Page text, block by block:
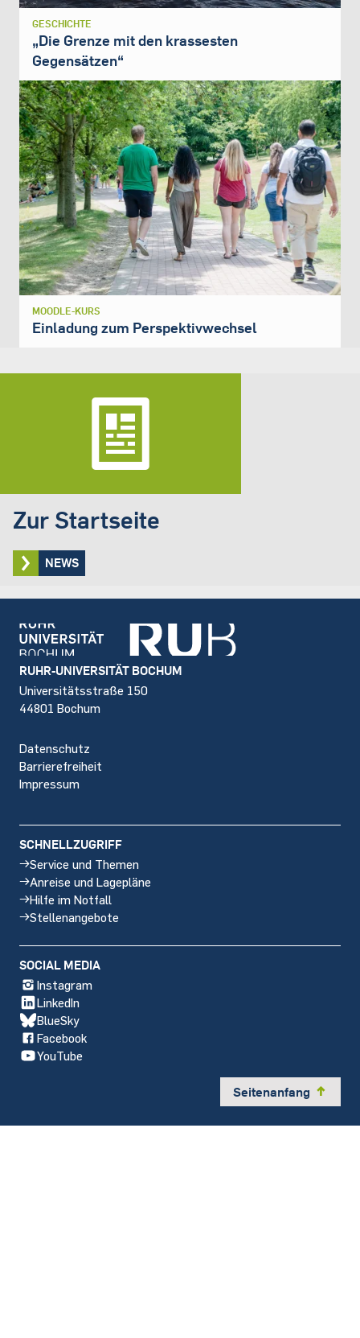
GESCHICHTE
„Die Grenze mit den krassesten
Gegensätzen“
MOODLE-KURS
Einladung zum Perspektivwechsel
Zur Startseite
NEWS
Footer
RUHR-UNIVERSITÄT BOCHUM
Universitätsstraße 150
44801 Bochum
Datenschutz
Barrierefreiheit
Impressum
SCHNELLZUGRIFF
Service und Themen
Anreise und Lagepläne
Hilfe im Notfall
Stellenangebote
SOCIAL MEDIA
Instagram
LinkedIn
BlueSky
Facebook
YouTube
Seitenanfang y